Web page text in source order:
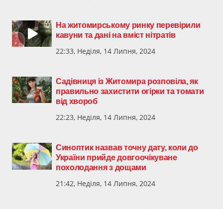
На житомирському ринку перевірили
кавуни та дані на вміст нітратів
22:33, Неділя, 14 Липня, 2024
Садівниця із Житомира розповіла, як
правильно захистити огірки та томати
від хвороб
22:23, Неділя, 14 Липня, 2024
Синоптик назвав точну дату, коли до
України прийде довгоочікуване
похолодання з дощами
21:42, Неділя, 14 Липня, 2024